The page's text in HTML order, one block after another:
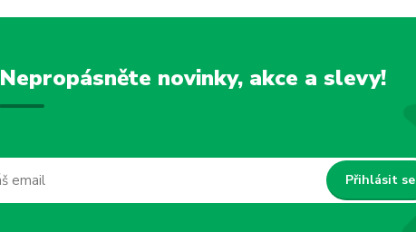
Nepropásněte novinky, akce a slevy!
Přihlásit se